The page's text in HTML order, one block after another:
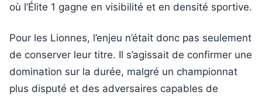
où l’Élite 1 gagne en visibilité et en densité sportive.
Pour les Lionnes, l’enjeu n’était donc pas seulement
de conserver leur titre. Il s’agissait de confirmer une
domination sur la durée, malgré un championnat
plus disputé et des adversaires capables de